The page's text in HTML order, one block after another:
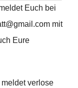
Euch bei
mit
Eure
verlose